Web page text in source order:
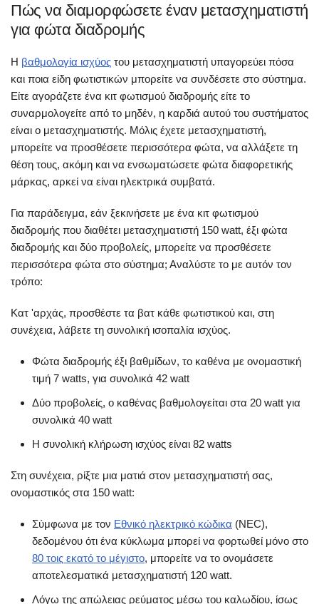
Πώς να διαμορφώσετε έναν μετασχηματιστή
για φώτα διαδρομής
Η βαθμολογία ισχύος του μετασχηματιστή υπαγορεύει πόσα
και ποια είδη φωτιστικών μπορείτε να συνδέσετε στο σύστημα.
Είτε αγοράζετε ένα κιτ φωτισμού διαδρομής είτε το
συναρμολογείτε από το μηδέν, η καρδιά αυτού του συστήματος
είναι ο μετασχηματιστής. Μόλις έχετε μετασχηματιστή,
μπορείτε να προσθέσετε περισσότερα φώτα, να αλλάξετε τη
θέση τους, ακόμη και να ενσωματώσετε φώτα διαφορετικής
μάρκας, αρκεί να είναι ηλεκτρικά συμβατά.
Για παράδειγμα, εάν ξεκινήσετε με ένα κιτ φωτισμού
διαδρομής που διαθέτει μετασχηματιστή 150 watt, έξι φώτα
διαδρομής και δύο προβολείς, μπορείτε να προσθέσετε
περισσότερα φώτα στο σύστημα; Αναλύστε το με αυτόν τον
τρόπο:
Κατ 'αρχάς, προσθέστε τα βατ κάθε φωτιστικού και, στη
συνέχεια, λάβετε τη συνολική ισοπαλία ισχύος.
Φώτα διαδρομής έξι βαθμίδων, το καθένα με ονομαστική
τιμή 7 watts, για συνολικά 42 watt
Δύο προβολείς, ο καθένας βαθμολογείται στα 20 watt για
συνολικά 40 watt
Η συνολική κλήρωση ισχύος είναι 82 watts
Στη συνέχεια, ρίξτε μια ματιά στον μετασχηματιστή σας,
ονομαστικός στα 150 watt:
Σύμφωνα με τον Εθνικό ηλεκτρικό κώδικα (NEC),
δεδομένου ότι ένα κύκλωμα μπορεί να φορτωθεί μόνο στο
80 τοις εκατό το μέγιστο, μπορείτε να το ονομάσετε
αποτελεσματικά μετασχηματιστή 120 watt.
Λόγω της απώλειας ρεύματος μέσω του καλωδίου, ίσως